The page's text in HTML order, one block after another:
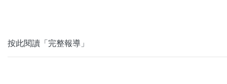
按此閱讀「完整報導」